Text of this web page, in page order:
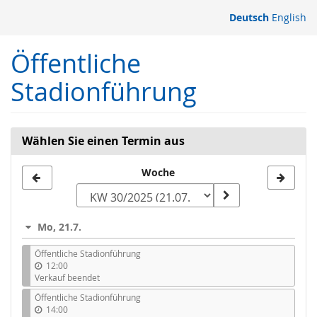
springen
Deutsch English
Öffentliche
Stadionführung
Wählen Sie einen Termin aus
zur
auswählen
Woche
Mo, 21.7.
Öffentliche Stadionführung
12:00
Verkauf beendet
Öffentliche Stadionführung
14:00